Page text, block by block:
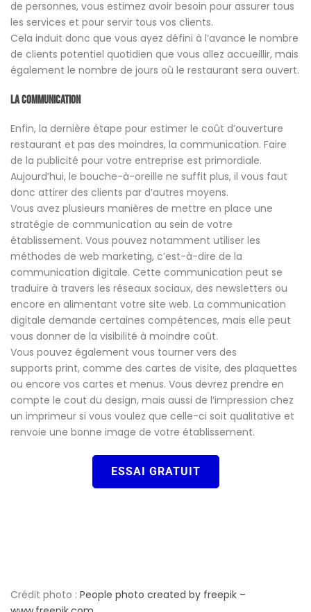
de personnes, vous estimez avoir besoin pour assurer tous
les services et pour servir tous vos clients.
Cela induit donc que vous ayez défini à l’avance le nombre
de clients potentiel quotidien que vous allez accueillir, mais
également le nombre de jours où le restaurant sera ouvert.
La communication
Enfin, la dernière étape pour estimer le coût d’ouverture
restaurant et pas des moindres, la communication. Faire
de la publicité pour votre entreprise est primordiale.
Aujourd’hui, le bouche-à-oreille ne suffit plus, il vous faut
donc attirer des clients par d’autres moyens.
Vous avez plusieurs manières de mettre en place une
stratégie de communication au sein de votre
établissement. Vous pouvez notamment utiliser les
méthodes de web marketing, c’est-à-dire de la
communication digitale. Cette communication peut se
traduire à travers les réseaux sociaux, des newsletters ou
encore en alimentant votre site web. La communication
digitale demande certaines compétences, mais elle peut
vous donner de la visibilité à moindre coût.
Vous pouvez également vous tourner vers des
supports print, comme des cartes de visite, des plaquettes
ou encore vos cartes et menus. Vous devrez prendre en
compte le cout du design, mais aussi de l’impression chez
un imprimeur si vous voulez que celle-ci soit qualitative et
renvoie une bonne image de votre établissement.
ESSAI GRATUIT
Crédit photo : People photo created by freepik –